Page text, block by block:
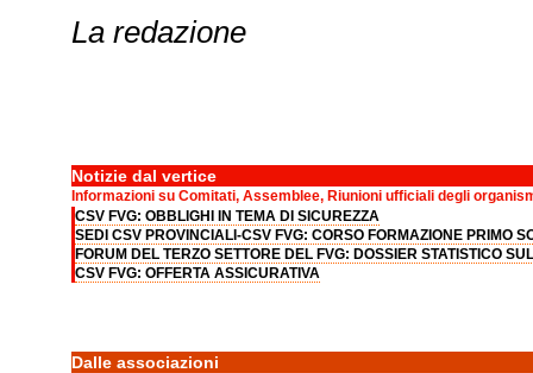
La redazione
Notizie dal vertice
Informazioni su Comitati, Assemblee, Riunioni ufficiali degli
CSV FVG: OBBLIGHI IN TEMA DI SICUREZZA
SEDI CSV PROVINCIALI-CSV FVG: CORSO FORMAZIONE PRIMO
FORUM DEL TERZO SETTORE DEL FVG: DOSSIER STATISTICO
CSV FVG: OFFERTA ASSICURATIVA
Dalle associazioni